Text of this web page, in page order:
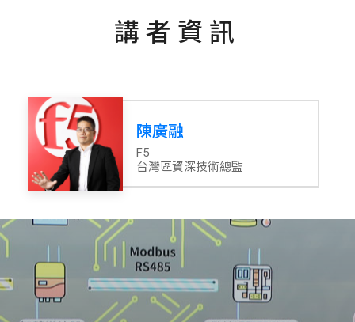
講者資訊
陳廣融
F5
台灣區資深技術總監